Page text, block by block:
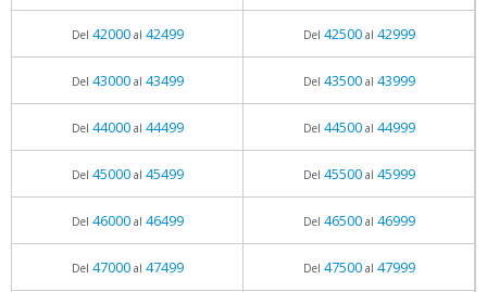
Del 42000al 42499 Del 42500al 42999
Del 43000al 43499 Del 43500al 43999
Del 44000al 44499 Del 44500al 44999
Del 45000al 45499 Del 45500al 45999
Del 46000al 46499 Del 46500al 46999
Del 47000al 47499 Del 47500al 47999